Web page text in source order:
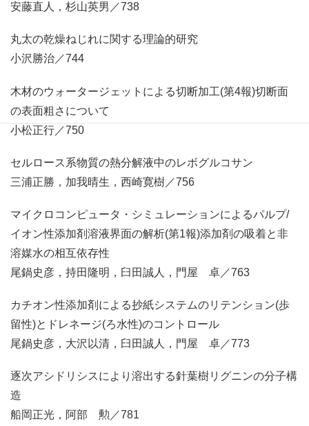
安藤直人，杉山英男／738
丸太の乾燥ねじれに関する理論的研究
小沢勝治／744
木材のウォータージェットによる切断加工(第4報)切断面
の表面粗さについて
小松正行／750
セルロース系物質の熱分解液中のレボグルコサン
三浦正勝，加我晴生，西崎寛樹／756
マイクロコンピュータ・シミュレーションによるパルプ/
イオン性添加剤溶液界面の解析(第1報)添加剤の吸着と非
溶媒水の相互依存性
尾鍋史彦，持田隆明，臼田誠人，門屋 卓／763
カチオン性添加剤による抄紙システムのリテンション(歩
留性)とドレネージ(ろ水性)のコントロール
尾鍋史彦，大沢以清，臼田誠人，門屋 卓／773
逐次アシドリシスにより溶出する針葉樹リグニンの分子構
造
船岡正光，阿部 勲／781